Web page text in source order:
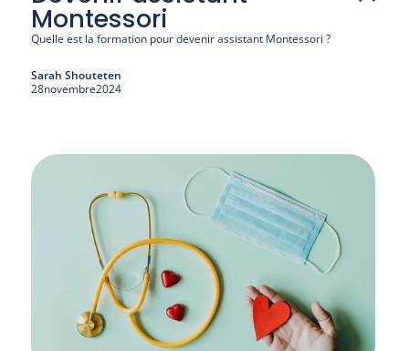
Montessori
Quelle est la formation pour devenir assistant Montessori ?
Sarah Shouteten
28novembre2024